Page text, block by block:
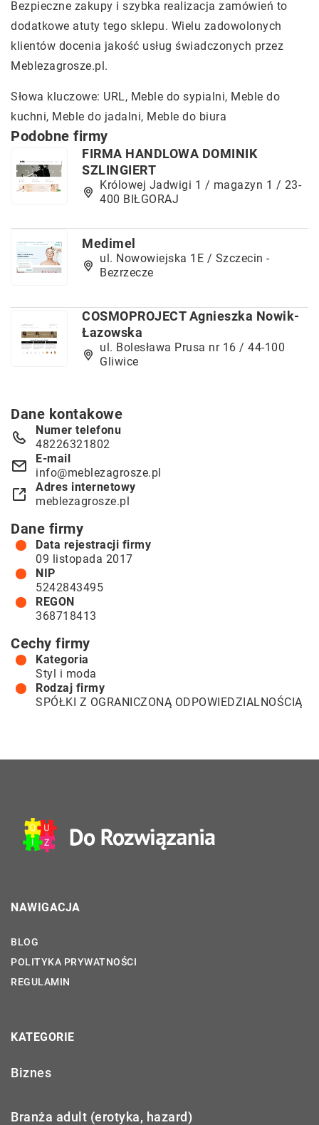
Bezpieczne zakupy i szybka realizacja zamówień to
dodatkowe atuty tego sklepu. Wielu zadowolonych
klientów docenia jakość usług świadczonych przez
Meblezagrosze.pl.
Słowa kluczowe: URL, Meble do sypialni, Meble do
kuchni, Meble do jadalni, Meble do biura
Podobne firmy
FIRMA HANDLOWA DOMINIK
SZLINGIERT
Królowej Jadwigi 1 / magazyn 1 / 23-
400 BIŁGORAJ
Medimel
ul. Nowowiejska 1E / Szczecin -
Bezrzecze
COSMOPROJECT Agnieszka Nowik-
Łazowska
ul. Bolesława Prusa nr 16 / 44-100
Gliwice
Dane kontakowe
Numer telefonu
48226321802
E-mail
info@meblezagrosze.pl
Adres internetowy
meblezagrosze.pl
Dane firmy
Data rejestracji firmy
09 listopada 2017
NIP
5242843495
REGON
368718413
Cechy firmy
Kategoria
Styl i moda
Rodzaj firmy
SPÓŁKI Z OGRANICZONĄ ODPOWIEDZIALNOŚCIĄ
NAWIGACJA
BLOG
POLITYKA PRYWATNOŚCI
REGULAMIN
KATEGORIE
Biznes
Branża adult (erotyka, hazard)